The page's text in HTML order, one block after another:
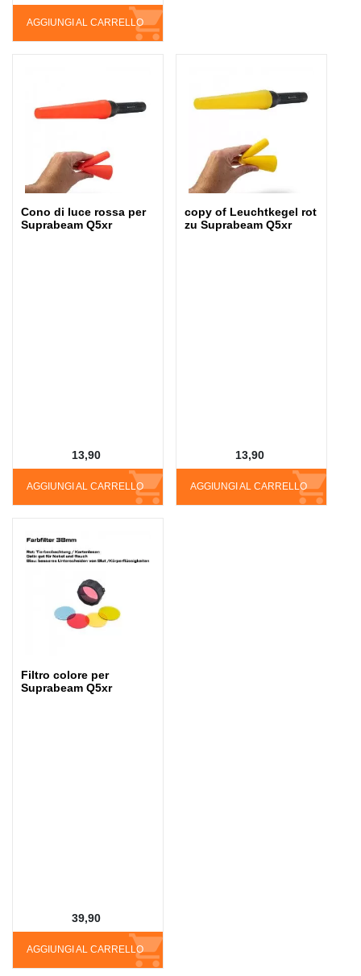
AGGIUNGI AL CARRELLO
Cono di luce rossa per
Suprabeam Q5xr
AGGIUNGI AL CARRELLO
13,90
copy of Leuchtkegel rot
zu Suprabeam Q5xr
AGGIUNGI AL CARRELLO
13,90
Filtro colore per
Suprabeam Q5xr
AGGIUNGI AL CARRELLO
39,90